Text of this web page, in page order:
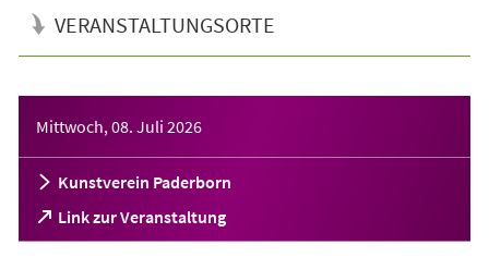
VERANSTALTUNGSORTE
Mittwoch, 08. Juli 2026
Kunstverein Paderborn
Link zur Veranstaltung
(Öffnet
in